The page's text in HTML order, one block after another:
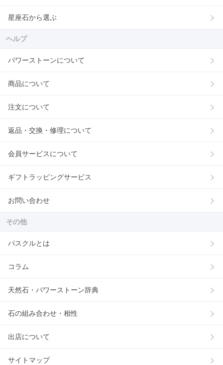
星座石から選ぶ
ヘルプ
パワーストーンについて
商品について
注文について
返品・交換・修理について
会員サービスについて
ギフトラッピングサービス
お問い合わせ
その他
パスクルとは
コラム
天然石・パワーストーン辞典
石の組み合わせ・相性
出店について
サイトマップ